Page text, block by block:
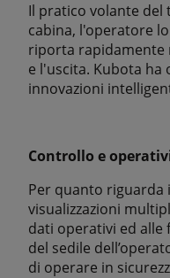
Il pratico volante del
cabina, l'operatore
riporta rapidamente
e l'uscita. Kubota ha
innovazioni
Controllo e
Per quanto riguarda
visualizzazioni
dati operativi ed
del sedile
di operare in